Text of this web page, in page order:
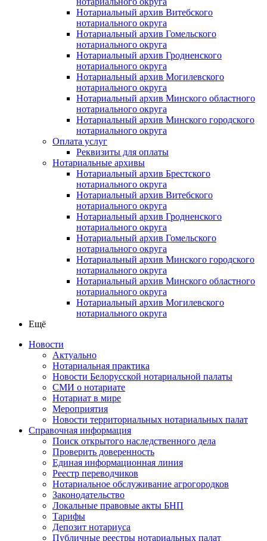
Нотариальный архив Витебского
нотариального округа
Нотариальный архив Гомельского
нотариального округа
Нотариальный архив Гродненского
нотариального округа
Нотариальный архив Могилевского
нотариального округа
Нотариальный архив Минского областного
нотариального округа
Нотариальный архив Минского городского
нотариального округа
Оплата услуг
Реквизиты для оплаты
Нотариальные архивы
Нотариальный архив Брестского
нотариального округа
Нотариальный архив Витебского
нотариального округа
Нотариальный архив Гродненского
нотариального округа
Нотариальный архив Гомельского
нотариального округа
Нотариальный архив Минского городского
нотариального округа
Нотариальный архив Минского областного
нотариального округа
Нотариальный архив Могилевского
нотариального округа
Ещё
Новости
Актуально
Нотариальная практика
Новости Белорусской нотариальной палаты
СМИ о нотариате
Нотариат в мире
Мероприятия
Новости территориальных нотариальных палат
Справочная информация
Поиск открытого наследственного дела
Проверить доверенность
Единая информационная линия
Реестр переводчиков
Нотариальное обслуживание агрогородков
Законодательство
Локальные правовые акты БНП
Тарифы
Депозит нотариуса
Публичные реестры нотариальных палат